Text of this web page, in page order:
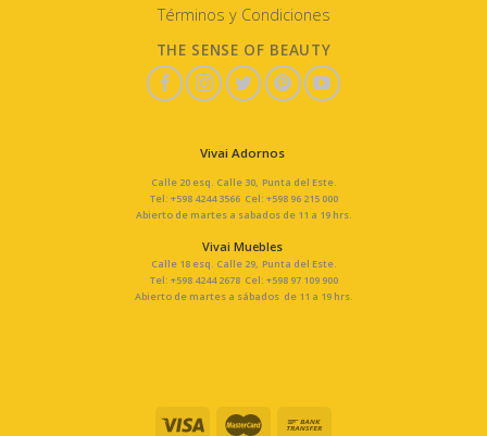
Términos y Condiciones
THE SENSE OF BEAUTY
Vivai Adornos
Calle 20 esq. Calle 30, Punta del Este.
Tel: +598 4244 3566 Cel: +598 96 215 000
Abierto de martes a sabados de 11 a 19 hrs.
Vivai Muebles
Calle 18 esq. Calle 29, Punta del Este.
Tel: +598 4244 2678 Cel: +598 97 109 900
Abierto de martes a sábados de 11 a 19 hrs.